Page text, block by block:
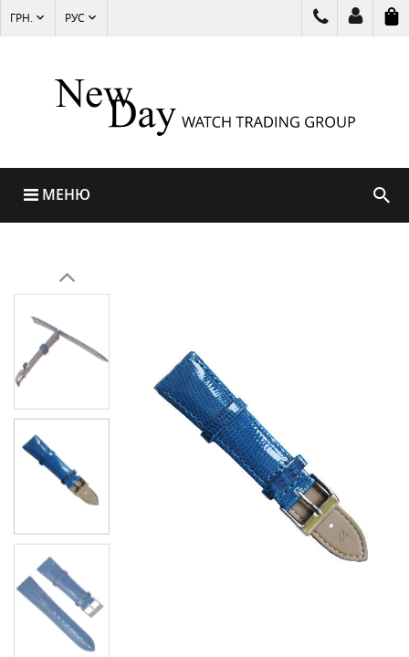
ГРН. РУС
МЕНЮ